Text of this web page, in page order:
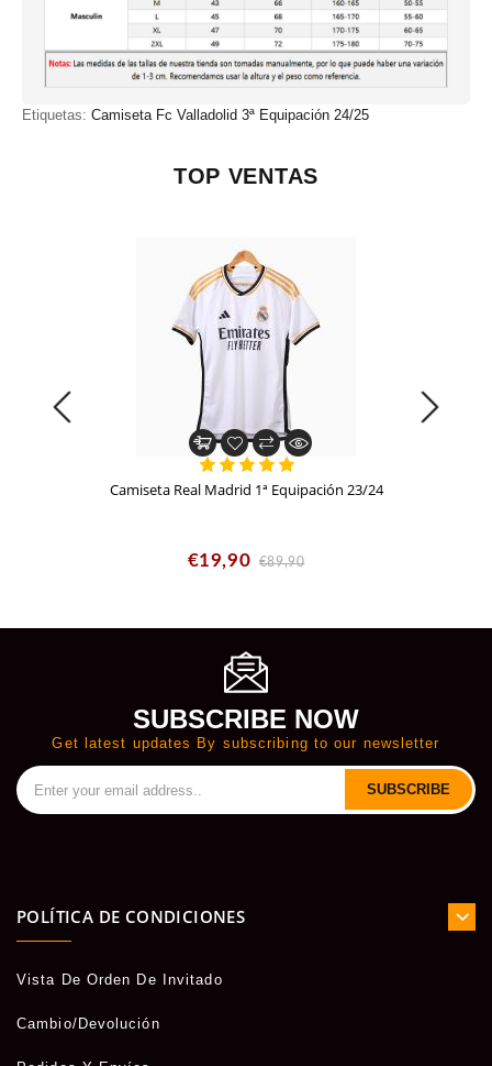
Etiquetas: Camiseta Fc Valladolid 3ª Equipación 24/25
TOP VENTAS
Camiseta Real Madrid 1ª Equipación 23/24
€19,90 €89,90
SUBSCRIBE NOW
Get latest updates By subscribing to our newsletter
SUBSCRIBE
POLÍTICA DE CONDICIONES
Vista De Orden De Invitado
Cambio/Devolución